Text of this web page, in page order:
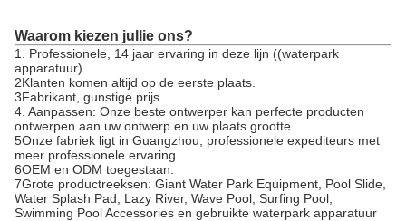
Waarom kiezen jullie ons?
1. Professionele, 14 jaar ervaring in deze lijn ((waterpark
apparatuur).
2Klanten komen altijd op de eerste plaats.
3Fabrikant, gunstige prijs.
4. Aanpassen: Onze beste ontwerper kan perfecte producten
ontwerpen aan uw ontwerp en uw plaats grootte
5Onze fabriek ligt in Guangzhou, professionele expediteurs met
meer professionele ervaring.
6OEM en ODM toegestaan.
7Grote productreeksen: Giant Water Park Equipment, Pool Slide,
Water Splash Pad, Lazy River, Wave Pool, Surfing Pool,
Swimming Pool Accessories en gebruikte waterpark apparatuur